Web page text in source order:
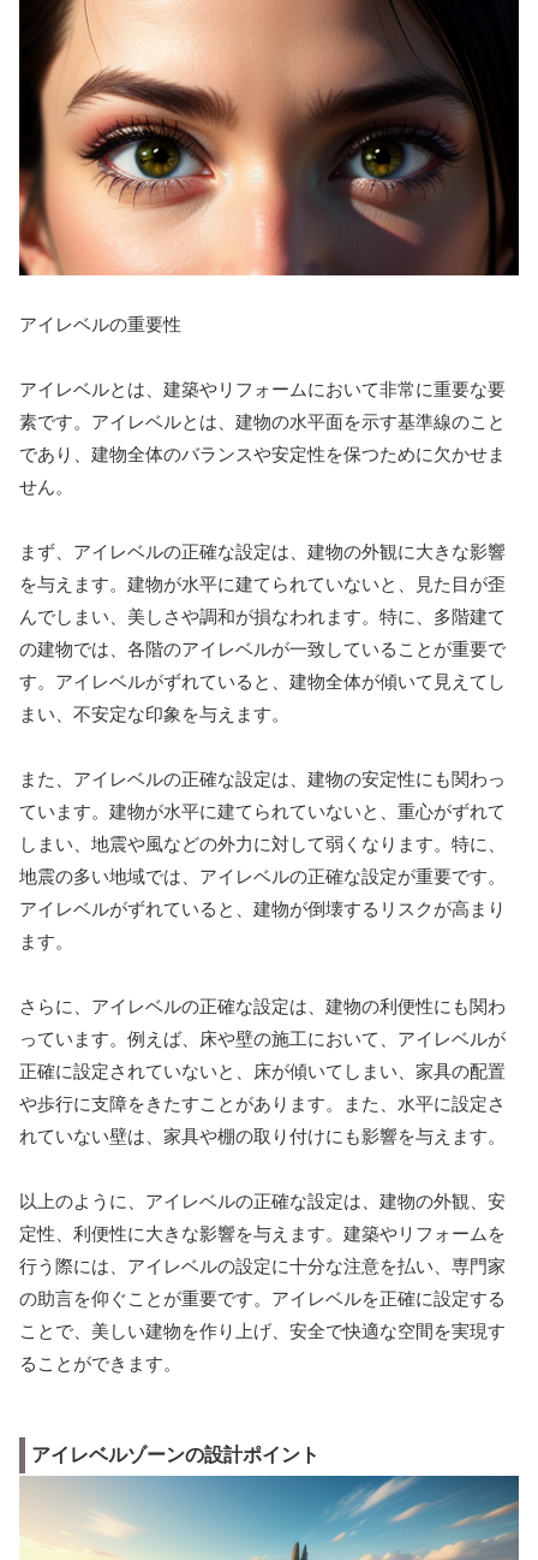
アイレベルの重要性
アイレベルとは、建築やリフォームにおいて非常に重要な要
素です。アイレベルとは、建物の水平面を示す基準線のこと
であり、建物全体のバランスや安定性を保つために欠かせま
せん。
まず、アイレベルの正確な設定は、建物の外観に大きな影響
を与えます。建物が水平に建てられていないと、見た目が歪
んでしまい、美しさや調和が損なわれます。特に、多階建て
の建物では、各階のアイレベルが一致していることが重要で
す。アイレベルがずれていると、建物全体が傾いて見えてし
まい、不安定な印象を与えます。
また、アイレベルの正確な設定は、建物の安定性にも関わっ
ています。建物が水平に建てられていないと、重心がずれて
しまい、地震や風などの外力に対して弱くなります。特に、
地震の多い地域では、アイレベルの正確な設定が重要です。
アイレベルがずれていると、建物が倒壊するリスクが高まり
ます。
さらに、アイレベルの正確な設定は、建物の利便性にも関わ
っています。例えば、床や壁の施工において、アイレベルが
正確に設定されていないと、床が傾いてしまい、家具の配置
や歩行に支障をきたすことがあります。また、水平に設定さ
れていない壁は、家具や棚の取り付けにも影響を与えます。
以上のように、アイレベルの正確な設定は、建物の外観、安
定性、利便性に大きな影響を与えます。建築やリフォームを
行う際には、アイレベルの設定に十分な注意を払い、専門家
の助言を仰ぐことが重要です。アイレベルを正確に設定する
ことで、美しい建物を作り上げ、安全で快適な空間を実現す
ることができます。
アイレベルゾーンの設計ポイント